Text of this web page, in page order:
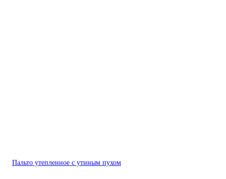
Пальто утепленное с утиным пухом